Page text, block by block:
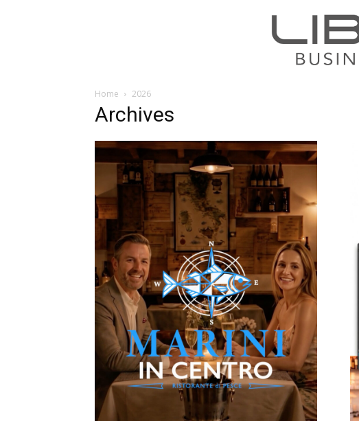
Home 2026
Archives